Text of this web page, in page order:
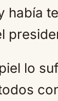
había
lo